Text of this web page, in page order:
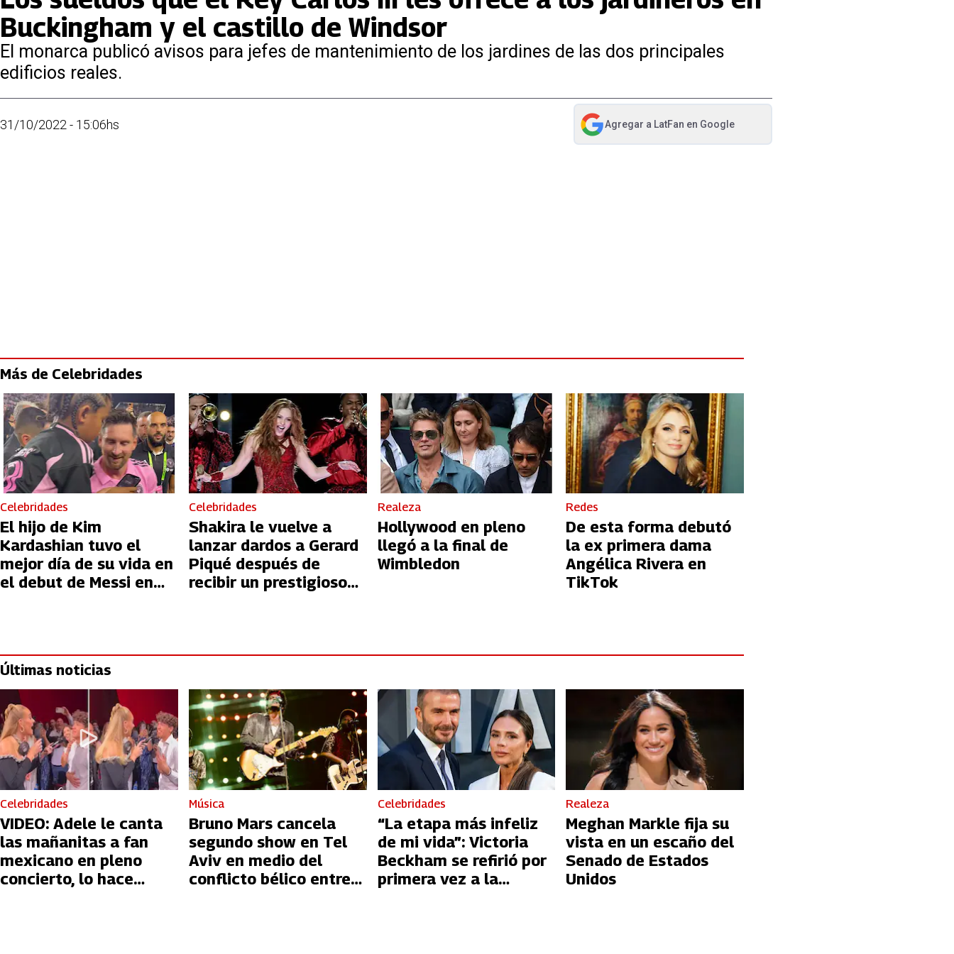
Buckingham y el castillo de Windsor
El monarca publicó avisos para jefes de mantenimiento de los jardines de las dos principales
edificios reales.
31/10/2022 - 15:06hs Agregar a LatFan en Google
abre en nueva pestaña
Más de Celebridades
Celebridades
El hijo de Kim
Kardashian tuvo el
mejor día de su vida en
el debut de Messi en
Celebridades
Shakira le vuelve a
lanzar dardos a Gerard
Piqué después de
recibir un prestigioso
Realeza
Hollywood en pleno
llegó a la final de
Wimbledon
Redes
De esta forma debutó
la ex primera dama
Angélica Rivera en
TikTok
Últimas noticias
Celebridades
VIDEO: Adele le canta
las mañanitas a fan
mexicano en pleno
concierto, lo hace
Música
Bruno Mars cancela
segundo show en Tel
Aviv en medio del
conflicto bélico entre
Celebridades
“La etapa más infeliz
de mi vida”: Victoria
Beckham se refirió por
primera vez a la
Realeza
Meghan Markle fija su
vista en un escaño del
Senado de Estados
Unidos